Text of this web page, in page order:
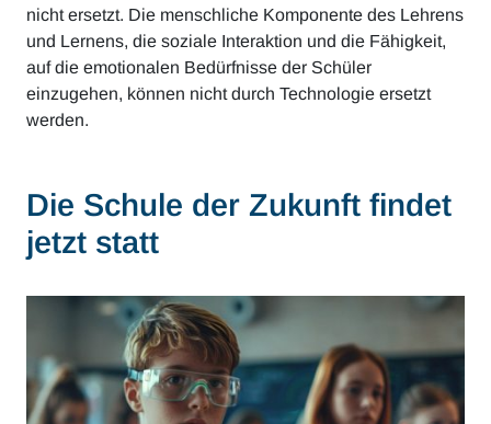
nicht ersetzt. Die menschliche Komponente des Lehrens
und Lernens, die soziale Interaktion und die Fähigkeit,
auf die emotionalen Bedürfnisse der Schüler
einzugehen, können nicht durch Technologie ersetzt
werden.
Die Schule der Zukunft findet
jetzt statt